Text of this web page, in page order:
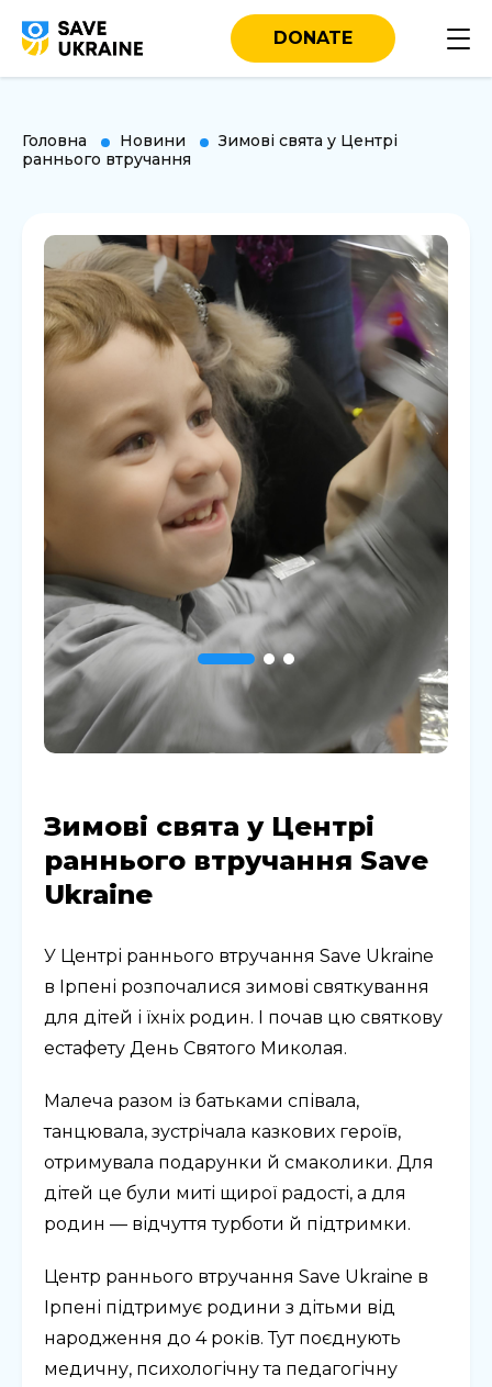
DONATE
Головна Новини
Зимові свята у Центрі
раннього втручання
Зимові свята у Центрі
раннього втручання Save
Ukraine
У Центрі раннього втручання Save Ukraine
в Ірпені розпочалися зимові святкування
для дітей і їхніх родин. І почав цю святкову
естафету День Святого Миколая.
Малеча разом із батьками співала,
танцювала, зустрічала казкових героїв,
отримувала подарунки й смаколики. Для
дітей це були миті щирої радості, а для
родин — відчуття турботи й підтримки.
Центр раннього втручання Save Ukraine в
Ірпені підтримує родини з дітьми від
народження до 4 років. Тут поєднують
медичну, психологічну та педагогічну